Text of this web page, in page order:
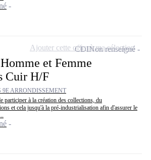
et Femme
Cuir H/F
9E ARRONDISSEMENT
participer à la création des collections, du
et cela jusqu'à la pré-industrialisation afin d'assurer le
CDINon renseigné
Ajouter cette offre à ma sélection